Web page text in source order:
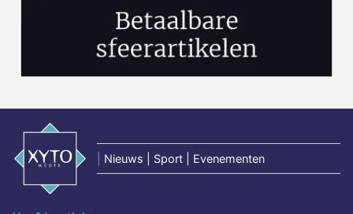
Nieuws | Sport | Evenementen